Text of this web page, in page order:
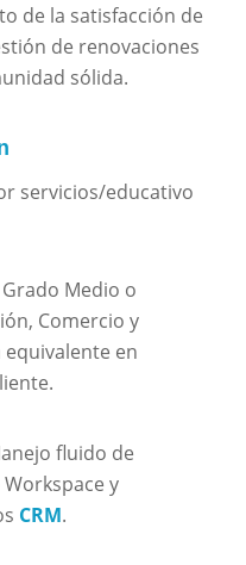
de la satisfacción de
de renovaciones
sólida.
servicios/educativo
Grado Medio o
Comercio y
en
fluido de
y
CRM.